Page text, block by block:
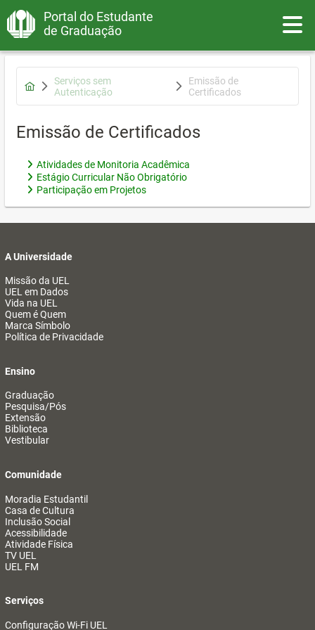
Portal do Estudante
de Graduação
Serviços sem
Autenticação
Emissão de
Certificados
Emissão de Certificados
Atividades de Monitoria Acadêmica
Estágio Curricular Não Obrigatório
Participação em Projetos
A Universidade
Missão da UEL
UEL em Dados
Vida na UEL
Quem é Quem
Marca Símbolo
Política de Privacidade
Ensino
Graduação
Pesquisa/Pós
Extensão
Biblioteca
Vestibular
Comunidade
Moradia Estudantil
Casa de Cultura
Inclusão Social
Acessibilidade
Atividade Física
TV UEL
UEL FM
Serviços
Configuração Wi-Fi UEL